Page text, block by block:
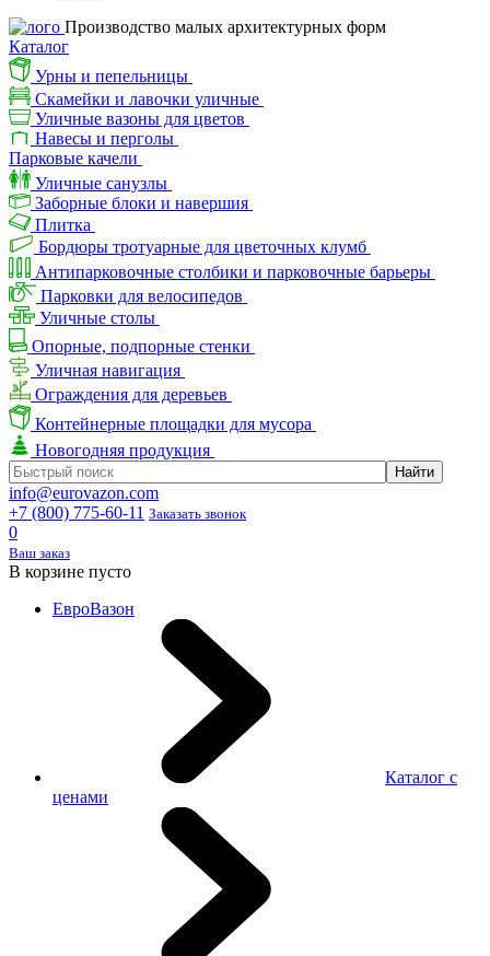
Производство малых архитектурных форм
Каталог
Урны и пепельницы
Скамейки и лавочки уличные
Уличные вазоны для цветов
Навесы и перголы
Парковые качели
Уличные санузлы
Заборные блоки и навершия
Плитка
Бордюры тротуарные для цветочных клумб
Антипарковочные столбики и парковочные барьеры
Парковки для велосипедов
Уличные столы
Опорные, подпорные стенки
Уличная навигация
Ограждения для деревьев
Контейнерные площадки для мусора
Новогодняя продукция
info@eurovazon.com
+7 (800) 775-60-11 Заказать звонок
0
Ваш заказ
В корзине пусто
ЕвроВазон
Каталог с
ценами